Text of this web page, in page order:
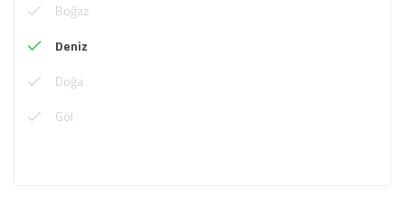
Boğaz
Deniz
Doğa
Göl